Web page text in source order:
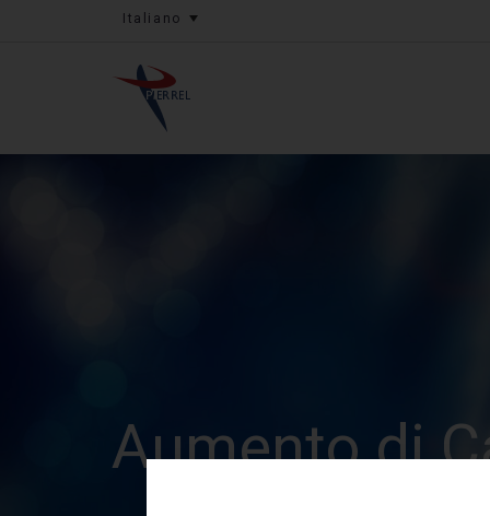
Italiano
Aumento di